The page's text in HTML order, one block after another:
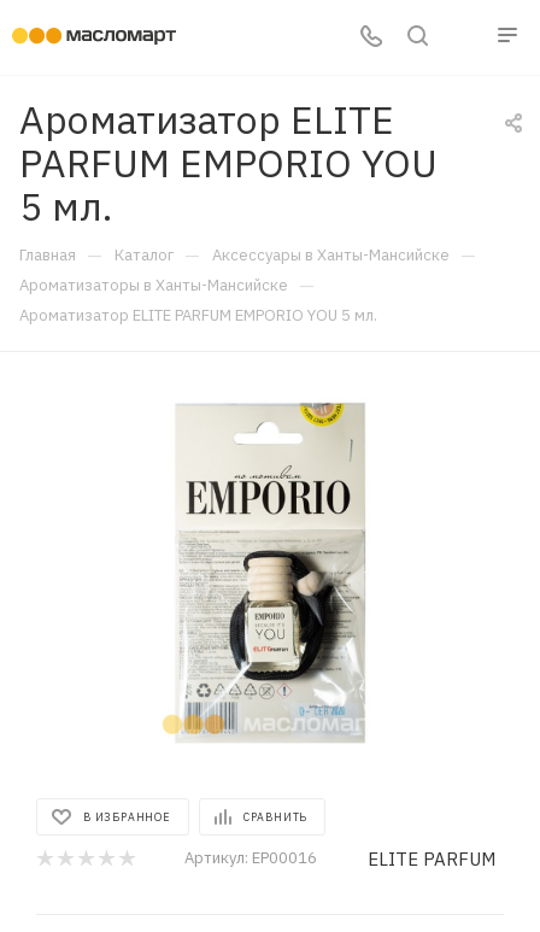
Ароматизатор ELITE
PARFUM EMPORIO YOU
5 мл.
Главная — Каталог — Аксессуары в Ханты-Мансийске —
Ароматизаторы в Ханты-Мансийске —
Ароматизатор ELITE PARFUM EMPORIO YOU 5 мл.
В ИЗБРАННОЕ СРАВНИТЬ
Артикул: EP00016 ELITE PARFUM